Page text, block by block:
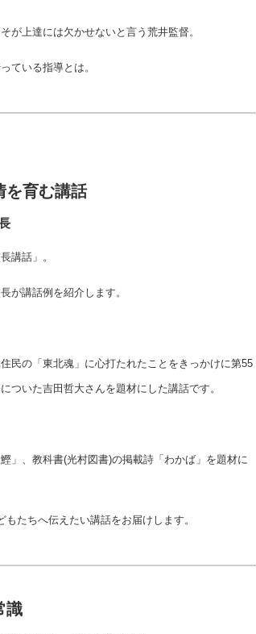
が上達には欠かせないと言う荒井監督。
ている指導とは。
を育む講話
講話」。
が講話例を紹介します。
民の「東北魂」に心打たれたことをきっかけに第55
ついた吉田哲大さんを題材にした講話です。
」、教科書(光村図書)の掲載詩「わかば」を題材に
たちへ伝えたい講話をお届けします。
識